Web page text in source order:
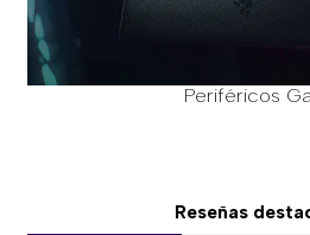
Periféricos
Reseñas